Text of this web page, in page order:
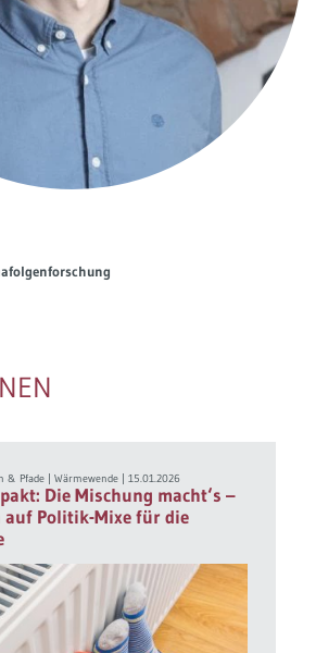
& Pfade |Wärmewende |15.01.2026
Die Mischung macht‘s –
auf Politik-Mixe für die